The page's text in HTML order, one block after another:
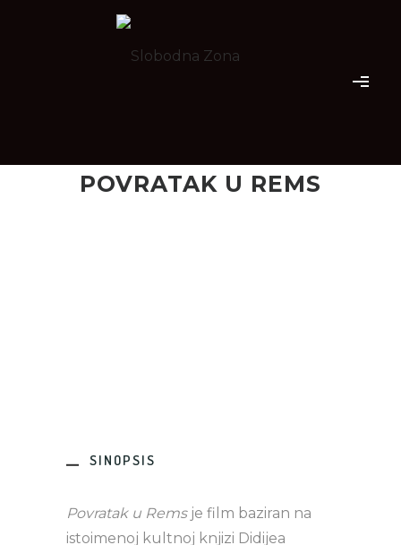
POVRATAK U REMS
SINOPSIS
Povratak u Remsje film baziran na
istoimenoj kultnoj knjizi Didijea